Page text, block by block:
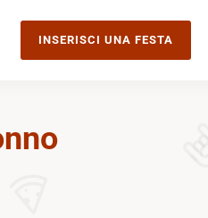
INSERISCI UNA FESTA